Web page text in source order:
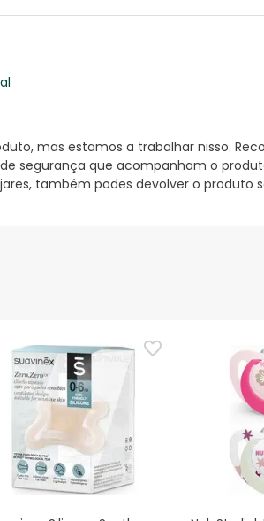
mas estamos a trabalhar nisso.
segurança que acompanham o
também podes devolver o produto